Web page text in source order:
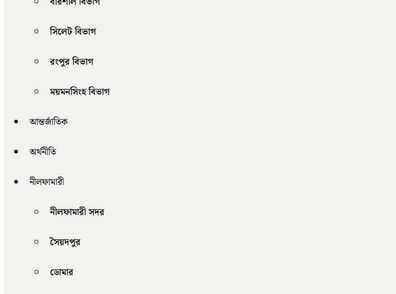
সিলেট বিভাগ
রংপুর বিভাগ
ময়মনসিংহ বিভাগ
আন্তর্জাতিক
অর্থনীতি
নীলফামারী
নীলফামারী সদর
সৈয়দপুর
ডোমার